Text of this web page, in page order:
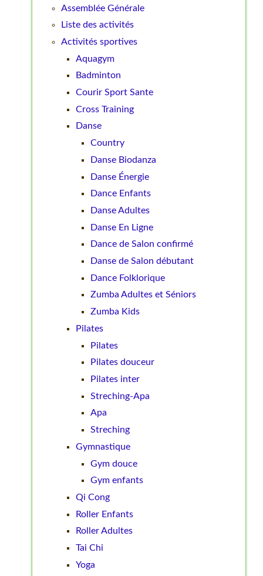
Assemblée Générale
Liste des activités
Activités sportives
Aquagym
Badminton
Courir Sport Sante
Cross Training
Danse
Country
Danse Biodanza
Danse Énergie
Dance Enfants
Danse Adultes
Danse En Ligne
Dance de Salon confirmé
Danse de Salon débutant
Dance Folklorique
Zumba Adultes et Séniors
Zumba Kids
Pilates
Pilates
Pilates douceur
Pilates inter
Streching-Apa
Apa
Streching
Gymnastique
Gym douce
Gym enfants
Qi Cong
Roller Enfants
Roller Adultes
Tai Chi
Yoga